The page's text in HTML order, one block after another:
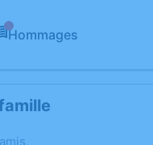
Hommages